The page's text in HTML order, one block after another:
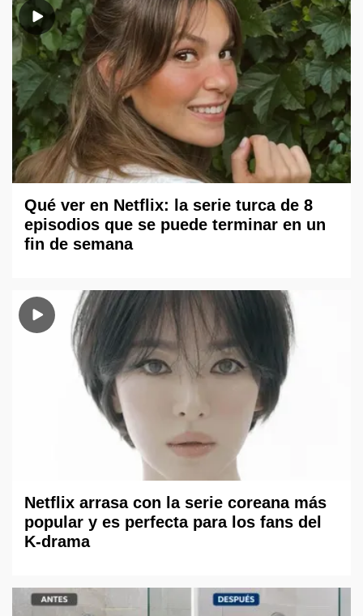
Qué ver en Netflix: la serie turca de 8
episodios que se puede terminar en un
fin de semana
Netflix arrasa con la serie coreana más
popular y es perfecta para los fans del
K-drama